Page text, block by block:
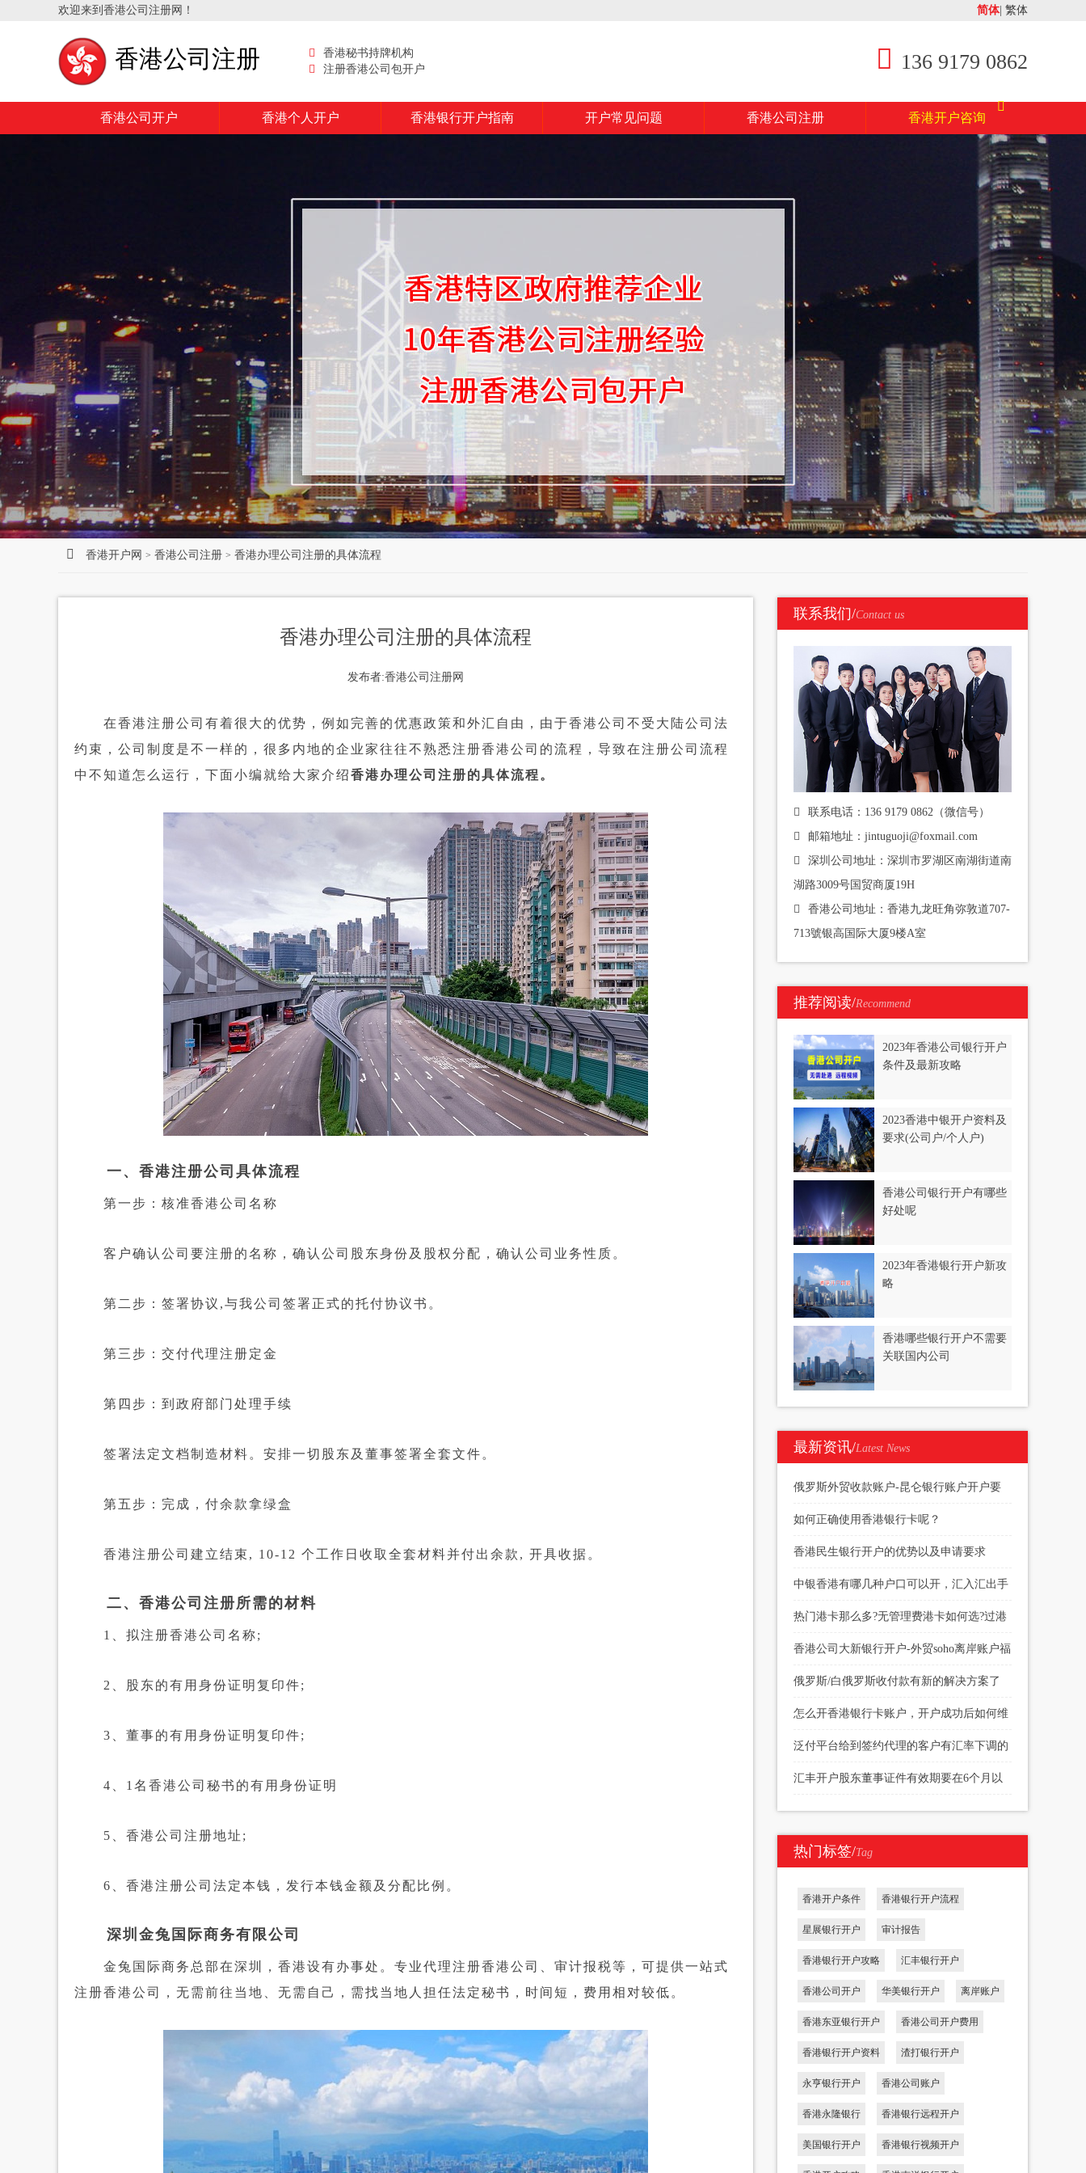
欢迎来到香港公司注册网！ 简体| 繁体
香港公司注册
香港秘书持牌机构
注册香港公司包开户
136 9179 0862
香港公司开户 香港个人开户 香港银行开户指南 开户常见问题 香港公司注册 香港开户咨询
香港开户网 > 香港公司注册 > 香港办理公司注册的具体流程
香港办理公司注册的具体流程
发布者:香港公司注册网
在香港注册公司有着很大的优势，例如完善的优惠政策和外汇自由，由于香港公司不受大陆公司法
约束，公司制度是不一样的，很多内地的企业家往往不熟悉注册香港公司的流程，导致在注册公司流程
中不知道怎么运行，下面小编就给大家介绍香港办理公司注册的具体流程。
一、香港注册公司具体流程
第一步：核准香港公司名称
客户确认公司要注册的名称，确认公司股东身份及股权分配，确认公司业务性质。
第二步：签署协议,与我公司签署正式的托付协议书。
第三步：交付代理注册定金
第四步：到政府部门处理手续
签署法定文档制造材料。安排一切股东及董事签署全套文件。
第五步：完成，付余款拿绿盒
香港注册公司建立结束, 10-12 个工作日收取全套材料并付出余款, 开具收据。
二、香港公司注册所需的材料
1、拟注册香港公司名称;
2、股东的有用身份证明复印件;
3、董事的有用身份证明复印件;
4、1名香港公司秘书的有用身份证明
5、香港公司注册地址;
6、香港注册公司法定本钱，发行本钱金额及分配比例。
深圳金兔国际商务有限公司
金兔国际商务总部在深圳，香港设有办事处。专业代理注册香港公司、审计报税等，可提供一站式
注册香港公司，无需前往当地、无需自己，需找当地人担任法定秘书，时间短，费用相对较低。
联系我们/Contact us
联系电话：136 9179 0862（微信号）
邮箱地址：jintuguoji@foxmail.com
深圳公司地址：深圳市罗湖区南湖街道南
湖路3009号国贸商厦19H
香港公司地址：香港九龙旺角弥敦道707-
713號银高国际大厦9楼A室
推荐阅读/Recommend
2023年香港公司银行开户
条件及最新攻略
2023香港中银开户资料及
要求(公司户/个人户)
香港公司银行开户有哪些
好处呢
2023年香港银行开户新攻
略
香港哪些银行开户不需要
关联国内公司
最新资讯/Latest News
俄罗斯外贸收款账户-昆仑银行账户开户要
求
如何正确使用香港银行卡呢？
香港民生银行开户的优势以及申请要求
中银香港有哪几种户口可以开，汇入汇出手
续费多少
热门港卡那么多?无管理费港卡如何选?过港
开户当天下户?
香港公司大新银行开户-外贸soho离岸账户福
音
俄罗斯/白俄罗斯收付款有新的解决方案了
怎么开香港银行卡账户，开户成功后如何维
护
泛付平台给到签约代理的客户有汇率下调的
权限
汇丰开户股东董事证件有效期要在6个月以
上
热门标签/Tag
香港开户条件 香港银行开户流程
星展银行开户 审计报告
香港银行开户攻略 汇丰银行开户
香港公司开户 华美银行开户 离岸账户
香港东亚银行开户 香港公司开户费用
香港银行开户资料 渣打银行开户
永亨银行开户 香港公司账户
香港永隆银行 香港银行远程开户
美国银行开户 香港银行视频开户